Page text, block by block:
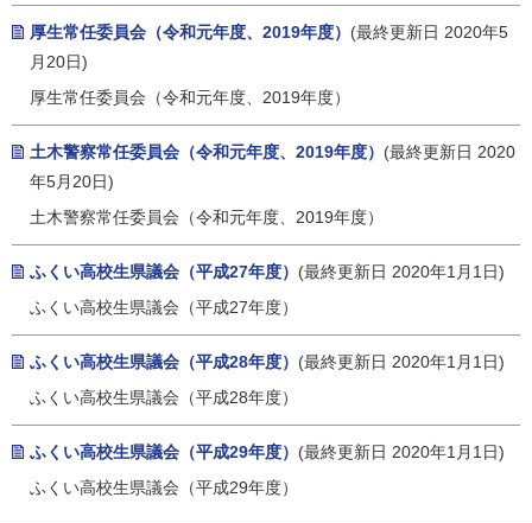
厚生常任委員会（令和元年度、2019年度） (最終更新日 2020年5
月20日)
厚生常任委員会（令和元年度、2019年度）
土木警察常任委員会（令和元年度、2019年度） (最終更新日 2020
年5月20日)
土木警察常任委員会（令和元年度、2019年度）
ふくい高校生県議会（平成27年度） (最終更新日 2020年1月1日)
ふくい高校生県議会（平成27年度）
ふくい高校生県議会（平成28年度） (最終更新日 2020年1月1日)
ふくい高校生県議会（平成28年度）
ふくい高校生県議会（平成29年度） (最終更新日 2020年1月1日)
ふくい高校生県議会（平成29年度）